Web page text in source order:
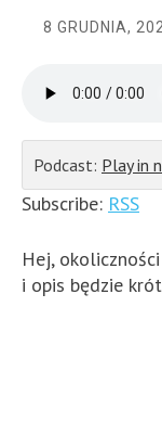
8 GRUDNIA,
Podcast: Play in
Subscribe: RSS
Hej,
i opis będzie